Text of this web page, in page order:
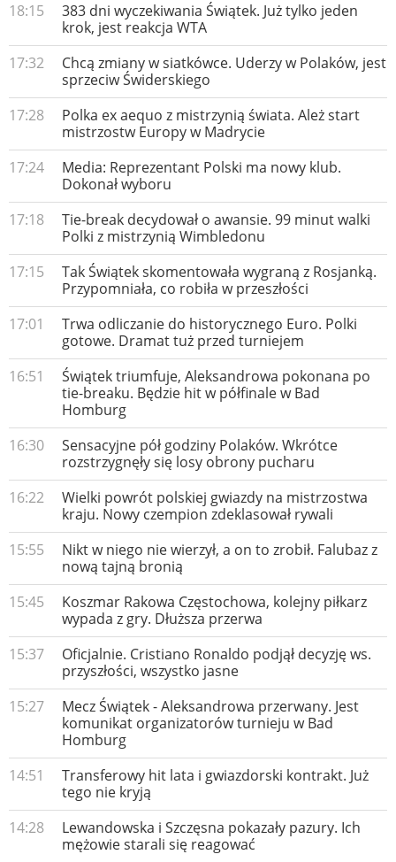
18:15
383 dni wyczekiwania Świątek. Już tylko jeden
krok, jest reakcja WTA
17:32
Chcą zmiany w siatkówce. Uderzy w Polaków, jest
sprzeciw Świderskiego
17:28
Polka ex aequo z mistrzynią świata. Ależ start
mistrzostw Europy w Madrycie
17:24
Media: Reprezentant Polski ma nowy klub.
Dokonał wyboru
17:18
Tie-break decydował o awansie. 99 minut walki
Polki z mistrzynią Wimbledonu
17:15
Tak Świątek skomentowała wygraną z Rosjanką.
Przypomniała, co robiła w przeszłości
17:01
Trwa odliczanie do historycznego Euro. Polki
gotowe. Dramat tuż przed turniejem
16:51
Świątek triumfuje, Aleksandrowa pokonana po
tie-breaku. Będzie hit w półfinale w Bad
Homburg
16:30
Sensacyjne pół godziny Polaków. Wkrótce
rozstrzygnęły się losy obrony pucharu
16:22
Wielki powrót polskiej gwiazdy na mistrzostwa
kraju. Nowy czempion zdeklasował rywali
15:55
Nikt w niego nie wierzył, a on to zrobił. Falubaz z
nową tajną bronią
15:45
Koszmar Rakowa Częstochowa, kolejny piłkarz
wypada z gry. Dłuższa przerwa
15:37
Oficjalnie. Cristiano Ronaldo podjął decyzję ws.
przyszłości, wszystko jasne
15:27
Mecz Świątek - Aleksandrowa przerwany. Jest
komunikat organizatorów turnieju w Bad
Homburg
14:51
Transferowy hit lata i gwiazdorski kontrakt. Już
tego nie kryją
14:28
Lewandowska i Szczęsna pokazały pazury. Ich
mężowie starali się reagować